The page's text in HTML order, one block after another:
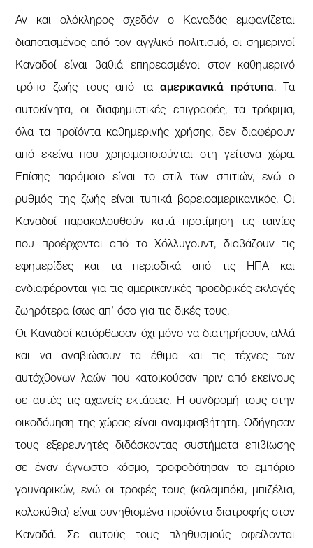
Αν και ολόκληρος σχεδόν ο Καναδάς εμφανίζεται
διαποτισμένος από τον αγγλικό πολιτισμό, οι σημερινοί
Καναδοί είναι βαθιά επηρεασμένοι στον καθημερινό
τρόπο ζωής τους από τααμερικανικά πρότυπα. Τα
αυτοκίνητα, οι διαφημιστικές επιγραφές, τα τρόφιμα,
όλα τα προϊόντα καθημερινής χρήσης, δεν διαφέρουν
από εκείνα που χρησιμοποιούνται στη γείτονα χώρα.
Επίσης παρόμοιο είναι το στιλ των σπιτιών, ενώ ο
ρυθμός της ζωής είναι τυπικά βορειοαμερικανικός. Οι
Καναδοί παρακολουθούν κατά προτίμηση τις ταινίες
που προέρχονται από το Χόλλυγουντ, διαβάζουν τις
εφημερίδες και τα περιοδικά από τις ΗΠΑ και
ενδιαφέρονται για τις αμερικανικές προεδρικές εκλογές
ζωηρότερα ίσως απ’ όσο για τις δικές τους.
Οι Καναδοί κατόρθωσαν όχι μόνο να διατηρήσουν, αλλά
και να αναβιώσουν τα έθιμα και τις τέχνες των
αυτόχθονων λαών που κατοικούσαν πριν από εκείνους
σε αυτές τις αχανείς εκτάσεις. Η συνδρομή τους στην
οικοδόμηση της χώρας είναι αναμφισβήτητη. Οδήγησαν
τους εξερευνητές διδάσκοντας συστήματα επιβίωσης
σε έναν άγνωστο κόσμο, τροφοδότησαν το εμπόριο
γουναρικών, ενώ οι τροφές τους (καλαμπόκι, μπιζέλια,
κολοκύθια) είναι συνηθισμένα προϊόντα διατροφής στον
Καναδά. Σε αυτούς τους πληθυσμούς οφείλονται